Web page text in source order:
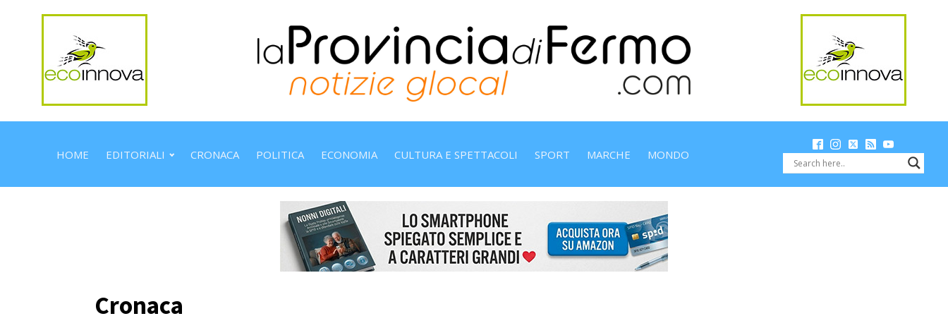
HOME EDITORIALI CRONACA POLITICA ECONOMIA CULTURA E SPETTACOLI SPORT MARCHE MONDO
Cronaca